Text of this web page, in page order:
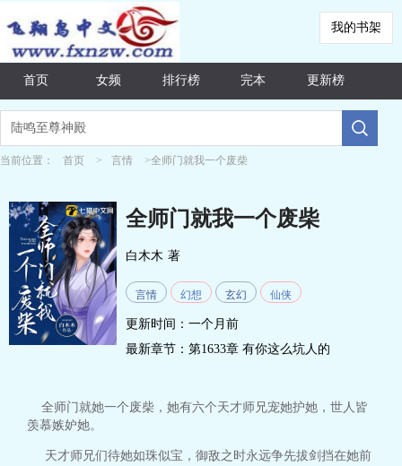
我的书架
首页 女频 排行榜 完本 更新榜
当前位置： 首页 > 言情 >全师门就我一个废柴
全师门就我一个废柴
白木木 著
言情 幻想 玄幻 仙侠
更新时间：一个月前
最新章节： 第1633章 有你这么坑人的
全师门就她一个废柴，她有六个天才师兄宠她护她，世人皆
羡慕嫉妒她。
天才师兄们待她如珠似宝，御敌之时永远争先拔剑挡在她前